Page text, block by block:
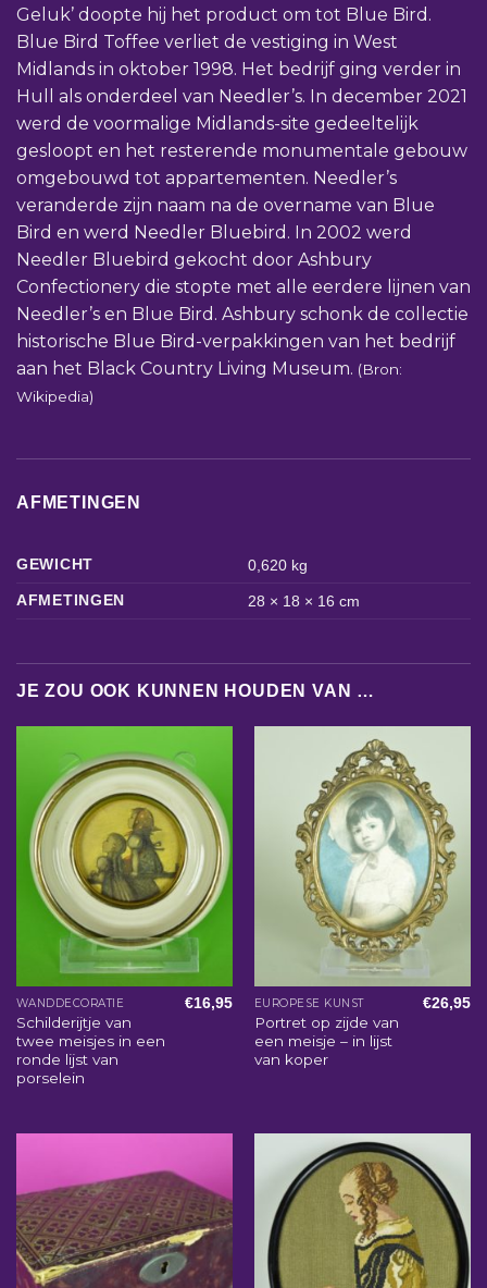
Geluk’ doopte hij het product om tot Blue Bird.
Blue Bird Toffee verliet de vestiging in West
Midlands in oktober 1998. Het bedrijf ging verder in
Hull als onderdeel van Needler’s. In december 2021
werd de voormalige Midlands-site gedeeltelijk
gesloopt en het resterende monumentale gebouw
omgebouwd tot appartementen. Needler’s
veranderde zijn naam na de overname van Blue
Bird en werd Needler Bluebird. In 2002 werd
Needler Bluebird gekocht door Ashbury
Confectionery die stopte met alle eerdere lijnen van
Needler’s en Blue Bird. Ashbury schonk de collectie
historische Blue Bird-verpakkingen van het bedrijf
aan het Black Country Living Museum. (Bron:
Wikipedia)
AFMETINGEN
GEWICHT
0,620 kg
AFMETINGEN
28 × 18 × 16 cm
JE ZOU OOK KUNNEN HOUDEN VAN …
WANDDECORATIE
Schilderijtje van
twee meisjes in een
ronde lijst van
porselein
€16,95 EUROPESE KUNST
Portret op zijde van
een meisje – in lijst
van koper
€26,95